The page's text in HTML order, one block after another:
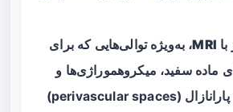
MRI، به‌ویژه توالی‌هایی که برای
سفید، میکروهموراژی‌ها و
گشادگی فضاهای پارانازال (perivascular spaces)